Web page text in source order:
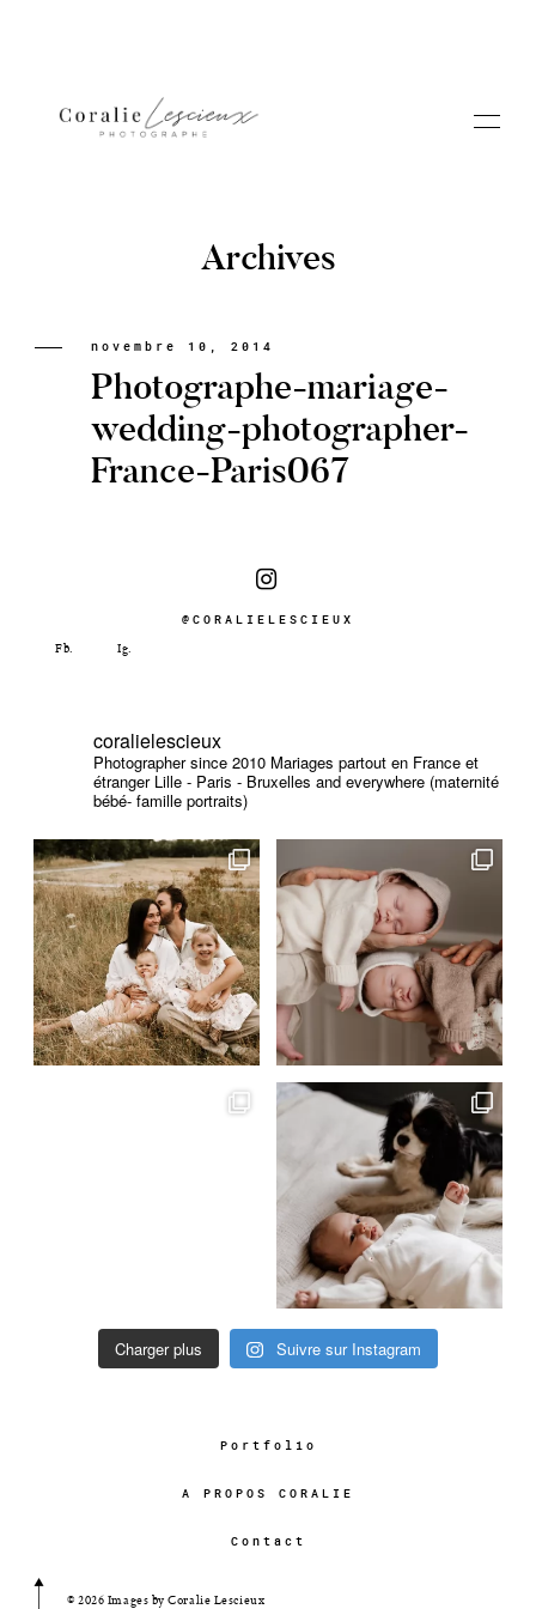
Portfolio
A PROPOS CORALIE
Archives
novembre 10, 2014
Photographe-mariage-
wedding-photographer-
France-Paris067
@CORALIELESCIEUX
coralielescieux
Photographer since 2010 Mariages partout en France et
étranger Lille - Paris - Bruxelles and everywhere (maternité
bébé- famille portraits)
Charger plus Suivre sur Instagram
Portfolio
A PROPOS CORALIE
Contact
© 2026 Images by Coralie Lescieux